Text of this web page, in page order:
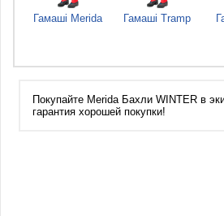
Гамаші Merida Гамаші Tramp
Покупайте Merida Бахли WINTER в
гарантия хорошей покупки!